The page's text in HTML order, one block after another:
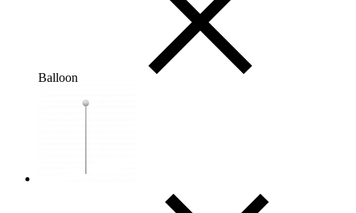
Balloon